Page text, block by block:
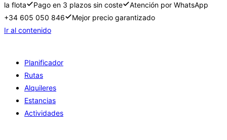
la flota
Pago en 3 plazos sin coste
Atención por WhatsApp
+34 605 050 846
Mejor precio garantizado
Ir al contenido
Planificador
Rutas
Alquileres
Estancias
Actividades